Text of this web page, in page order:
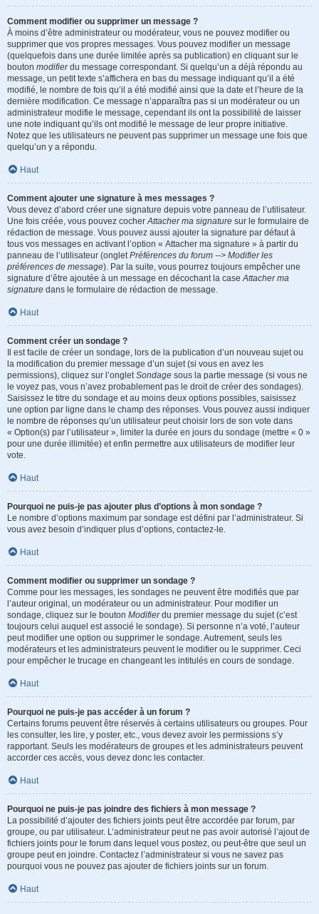
Comment modifier ou supprimer un message ?
À moins d’être administrateur ou modérateur, vous ne pouvez modifier ou
supprimer que vos propres messages. Vous pouvez modifier un message
(quelquefois dans une durée limitée après sa publication) en cliquant sur le
bouton modifierdu message correspondant. Si quelqu’un a déjà répondu au
message, un petit texte s’affichera en bas du message indiquant qu’il a été
modifié, le nombre de fois qu’il a été modifié ainsi que la date et l’heure de la
dernière modification. Ce message n’apparaîtra pas si un modérateur ou un
administrateur modifie le message, cependant ils ont la possibilité de laisser
une note indiquant qu’ils ont modifié le message de leur propre initiative.
Notez que les utilisateurs ne peuvent pas supprimer un message une fois que
quelqu’un y a répondu.
Haut
Comment ajouter une signature à mes messages ?
Vous devez d’abord créer une signature depuis votre panneau de l’utilisateur.
Une fois créée, vous pouvez cocherAttacher ma signature sur le formulaire de
rédaction de message. Vous pouvez aussi ajouter la signature par défaut à
tous vos messages en activant l’option « Attacher ma signature » à partir du
panneau de l’utilisateur (ongletPréférences du forum --> Modifier les
préférences de message). Par la suite, vous pourrez toujours empêcher une
signature d’être ajoutée à un message en décochant la caseAttacher ma
signature dans le formulaire de rédaction de message.
Haut
Comment créer un sondage ?
Il est facile de créer un sondage, lors de la publication d’un nouveau sujet ou
la modification du premier message d’un sujet (si vous en avez les
permissions), cliquez sur l’ongletSondage sous la partie message (si vous ne
le voyez pas, vous n’avez probablement pas le droit de créer des sondages).
Saisissez le titre du sondage et au moins deux options possibles, saisissez
une option par ligne dans le champ des réponses. Vous pouvez aussi indiquer
le nombre de réponses qu’un utilisateur peut choisir lors de son vote dans
« Option(s) par l’utilisateur », limiter la durée en jours du sondage (mettre « 0 »
pour une durée illimitée) et enfin permettre aux utilisateurs de modifier leur
vote.
Haut
Pourquoi ne puis-je pas ajouter plus d’options à mon sondage ?
Le nombre d’options maximum par sondage est défini par l’administrateur. Si
vous avez besoin d’indiquer plus d’options, contactez-le.
Haut
Comment modifier ou supprimer un sondage ?
Comme pour les messages, les sondages ne peuvent être modifiés que par
l’auteur original, un modérateur ou un administrateur. Pour modifier un
sondage, cliquez sur le bouton Modifierdu premier message du sujet (c’est
toujours celui auquel est associé le sondage). Si personne n’a voté, l’auteur
peut modifier une option ou supprimer le sondage. Autrement, seuls les
modérateurs et les administrateurs peuvent le modifier ou le supprimer. Ceci
pour empêcher le trucage en changeant les intitulés en cours de sondage.
Haut
Pourquoi ne puis-je pas accéder à un forum ?
Certains forums peuvent être réservés à certains utilisateurs ou groupes. Pour
les consulter, les lire, y poster, etc., vous devez avoir les permissions s’y
rapportant. Seuls les modérateurs de groupes et les administrateurs peuvent
accorder ces accès, vous devez donc les contacter.
Haut
Pourquoi ne puis-je pas joindre des fichiers à mon message ?
La possibilité d’ajouter des fichiers joints peut être accordée par forum, par
groupe, ou par utilisateur. L’administrateur peut ne pas avoir autorisé l’ajout de
fichiers joints pour le forum dans lequel vous postez, ou peut-être que seul un
groupe peut en joindre. Contactez l’administrateur si vous ne savez pas
pourquoi vous ne pouvez pas ajouter de fichiers joints sur un forum.
Haut